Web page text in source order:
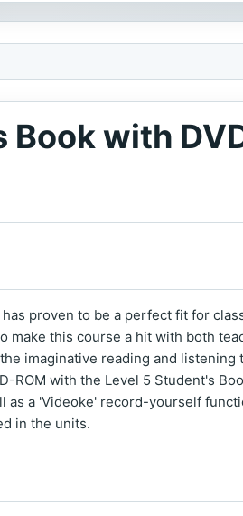
with
proven to be a perfect fit for
make this course a hit with both
imaginative reading and listening
ROM with the Level 5 Student's
a 'Videoke' record-yourself
in the units.